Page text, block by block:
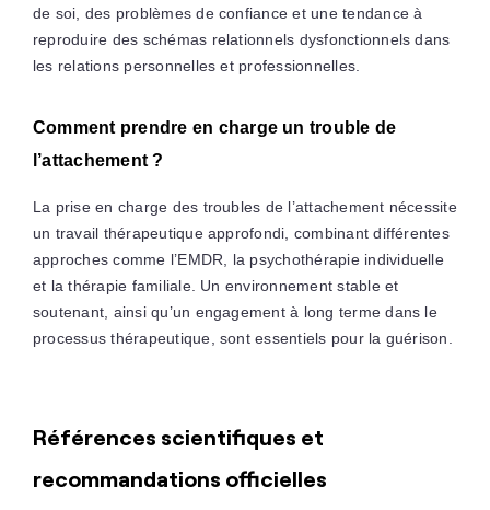
de soi, des problèmes de confiance et une tendance à
reproduire des schémas relationnels dysfonctionnels dans
les relations personnelles et professionnelles.
Comment prendre en charge un trouble de
l’attachement ?
La prise en charge des troubles de l’attachement nécessite
un travail thérapeutique approfondi, combinant différentes
approches comme l’EMDR, la psychothérapie individuelle
et la thérapie familiale. Un environnement stable et
soutenant, ainsi qu’un engagement à long terme dans le
processus thérapeutique, sont essentiels pour la guérison.
Références scientifiques et
recommandations officielles